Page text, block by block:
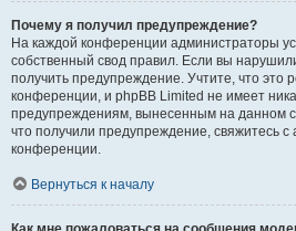
Почему я получил предупреждение?
На каждой конференции администраторы
собственный свод правил. Если вы
получить предупреждение. Учтите, что это
конференции, и phpBB Limited не имеет
предупреждениям, вынесенным на данном
что получили предупреждение, свяжитесь
конференции.
Вернуться к началу